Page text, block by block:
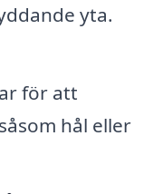
yta.
för att
hål eller